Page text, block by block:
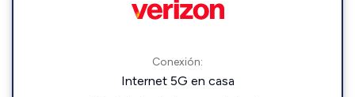
Conexión:
Internet 5G en casa